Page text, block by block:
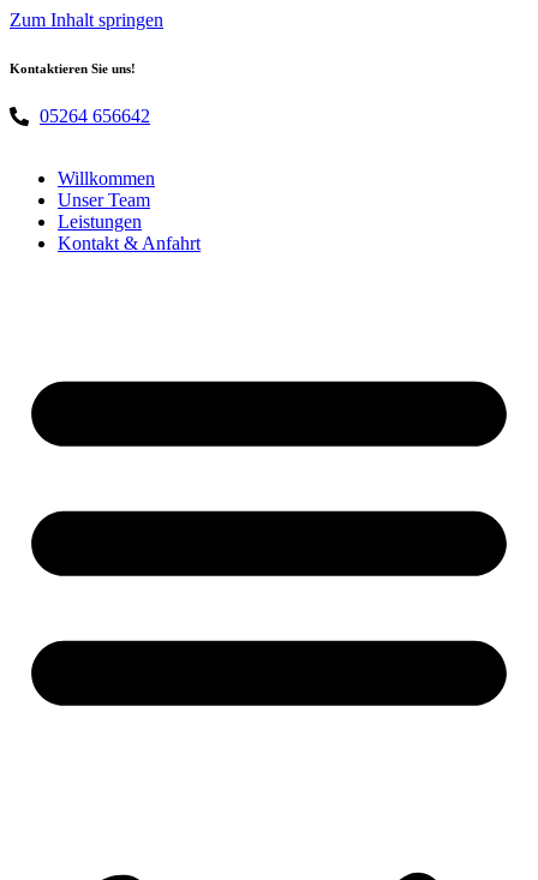
Zum Inhalt springen
Kontaktieren Sie uns!
05264 656642
Willkommen
Unser Team
Leistungen
Kontakt & Anfahrt